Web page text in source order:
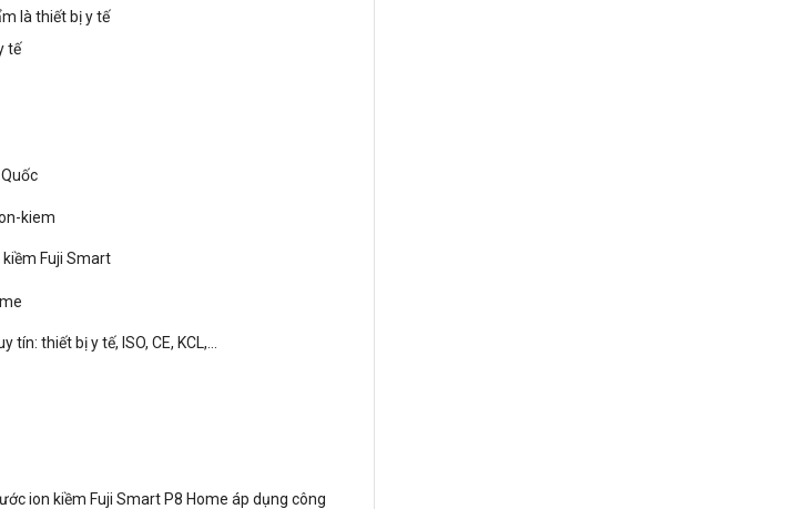
là thiết bị y tế
tế
Fuji Smart
thiết bị y tế, ISO, CE, KCL,…
ion kiềm Fuji Smart P8 Home áp dụng công